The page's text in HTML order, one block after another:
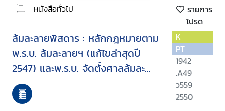
หนังสือทั่วไป
รายการ
โปรด
ล้มละลายพิสดาร : หลักกฎหมายตาม
พ.ร.บ. ล้มละลายฯ (แก้ไขล่าสุดปี
2547) และพ.ร.บ. จัดตั้งศาลล้มละ
ลายฯ (แก้ไขล่าสุดปี 2548) และแนว
คำพิพากษาฎีกาที่น่าสนใจ
K
PT
1942
.A49
ว559
2550